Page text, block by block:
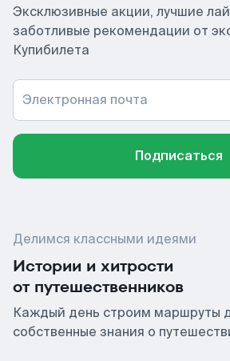
Эксклюзивные акции, лучшие
заботливые рекомендации от
Купибилета
Электронная почта
Подписаться
Делимся классными идеями
Истории и хитрости
от путешественников
Каждый день строим маршруты
собственные знания о